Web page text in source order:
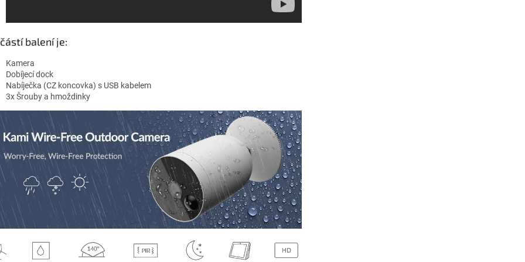
balení je:
Kamera
Dobíjecí dock
Nabíječka (CZ koncovka) s USB kabelem
3x Šrouby a hmoždinky